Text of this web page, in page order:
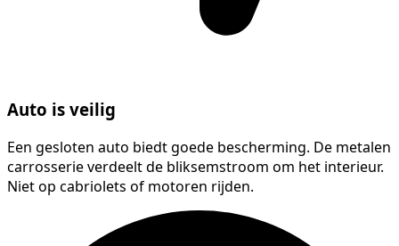
Auto is veilig
Een gesloten auto biedt goede bescherming. De metalen
carrosserie verdeelt de bliksemstroom om het interieur.
Niet op cabriolets of motoren rijden.